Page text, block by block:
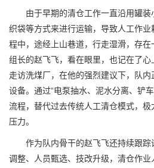
由于早期的清仓工作一直沿用罐装
织袋等方式来进行运输，导致人工作
程中，途经上山巷道，行走湿滑，存
组长的赵飞飞，看在眼里，也记在了心
走访洗煤厂，在他的强烈建议下，队内
设备。通过“电泵抽水、泥水分离、铲
流程，替代过去传统人工清仓模式，
压力。
作为队内骨干的赵飞飞还持续跟踪
调整、人员甄选、技改升级，清仓作